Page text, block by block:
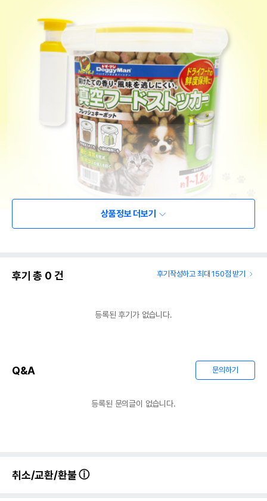
상품정보 더보기
후기 총 0 건 후기작성하고 최대 150점 받기
등록된 후기가 없습니다.
Q&A 문의하기
등록된 문의글이 없습니다.
취소/교환/환불